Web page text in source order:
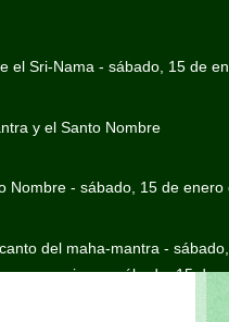
el Sri-Nama - sábado, 15 de
y el Santo Nombre
Nombre - sábado, 15 de enero
del maha-mantra -
y prayojana- sábado, 15 de
8 instrucciones